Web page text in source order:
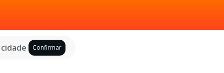
Confirmar